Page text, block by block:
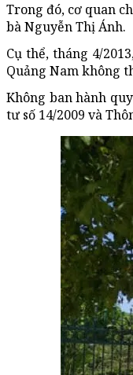
Trong đó, cơ quan
bà Nguyễn Thị Ánh.
Cụ thể, tháng 4/
Quảng Nam không
Không ban hành
tư số 14/2009 và